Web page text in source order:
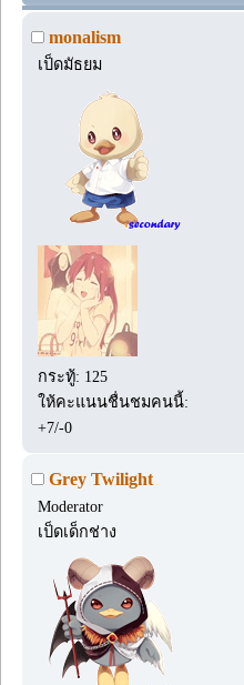
monalism
เป็ดมัธยม
กระทู้: 125
ให้คะแนนชื่นชมคนนี้:
+7/-0
Grey Twilight
Moderator
เป็ดเด็กช่าง